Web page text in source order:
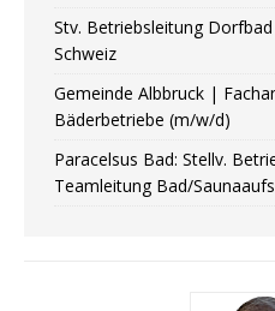
Stv. Betriebsleitung
Schweiz
Gemeinde Albbruck |
Bäderbetriebe (m/w/d)
Paracelsus Bad: Stellv.
Teamleitung Bad/